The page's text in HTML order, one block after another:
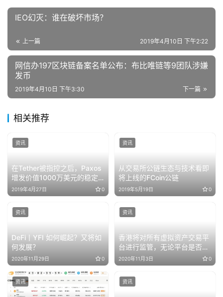
IEO幻灭：谁在破坏市场？
上一篇 2019年4月10日 下午2:22
网信办197区块链备案名单公布：布比唯链等9团队涉嫌
发币
下一篇
2019年4月10日 下午3:30
相关推荐
在Tether被指控之后，Paxos
增发价值1000万美元的稳定
币
2019年4月27日 0
资讯
从交易所公链生态与技术看即
将上线的FCoin公链
2019年5月19日 0
资讯
DeFi丨YFI 如何崛起？又将如
何发展？
2020年11月29日 0
资讯
香港将对所有虚拟资产交易平
台进行监管，无论平台是否交
易证券
2020年11月3日 0
资讯
资讯 资讯